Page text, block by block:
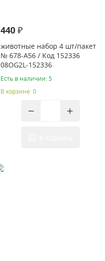
440 ₽
животные набор 4 шт/пакет
№ 678-A56 / Код 152336
08OG2L-152336
Есть в наличии: 5
В корзине: 0